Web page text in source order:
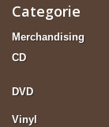
Categorie
Merchandising
CD
DVD
Vinyl